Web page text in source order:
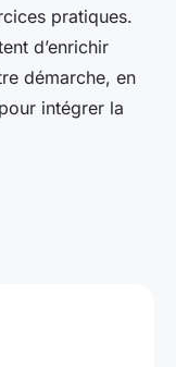
pratiques.
d’enrichir
démarche, en
intégrer la